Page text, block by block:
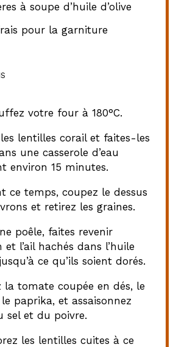
à soupe d’huile d’olive
pour la garniture
votre four à 180°C.
lentilles corail et faites-les
une casserole d’eau
environ 15 minutes.
ce temps, coupez le dessus
et retirez les graines.
poêle, faites revenir
et l’ail hachés dans l’huile
ce qu’ils soient dorés.
la tomate coupée en dés, le
paprika, et assaisonnez
sel et du poivre.
les lentilles cuites à ce